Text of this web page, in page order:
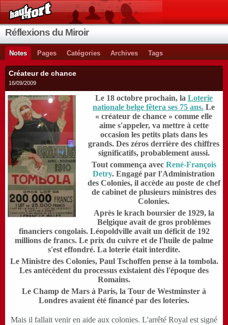
Réflexions du Miroir
Notes Pages Catégories Archives Tags
Créateur de chance
16/09/2009
Le 18 octobre prochain, la Loterie
nationale belge fêtera ses 75 ans. Le
« créateur de chance » comme elle
aime s'appeler, va mettre à cette
occasion les petits plats dans les
grands. Des zéros derrière des chiffres
significatifs, probablement aussi.
Tout commença avec René-François
Detry. Engagé par l'Administration
des Colonies, il accède au poste de chef
de cabinet de plusieurs ministres des
Colonies.
Après le krach boursier de 1929, la
Belgique avait de gros problèmes
financiers congolais. Léopoldville avait un déficit de 192
millions de francs. Le prix du cuivre et de l'huile de palme
s'est effondré. La loterie était interdite.
Le Ministre des Colonies, Paul Tschoffen pense à la tombola.
Les antécédent du processus existaient dès l'époque des
Romains.
Le Champ de Mars à Paris, la Tour de Westminster à
Londres avaient été financé par des loteries.
Mais il fallait venir en aide aux colonies. L'arrêté Royal est signé